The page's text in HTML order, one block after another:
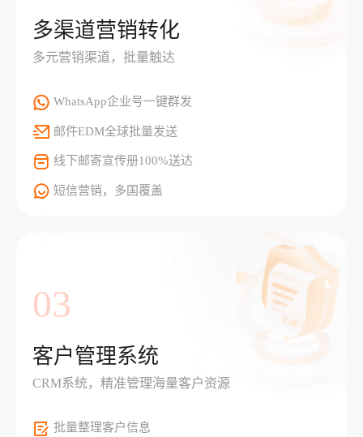
多渠道营销转化
多元营销渠道，批量触达
WhatsApp企业号一键群发
邮件EDM全球批量发送
线下邮寄宣传册100%送达
短信营销，多国覆盖
03
客户管理系统
CRM系统，精准管理海量客户资源
批量整理客户信息